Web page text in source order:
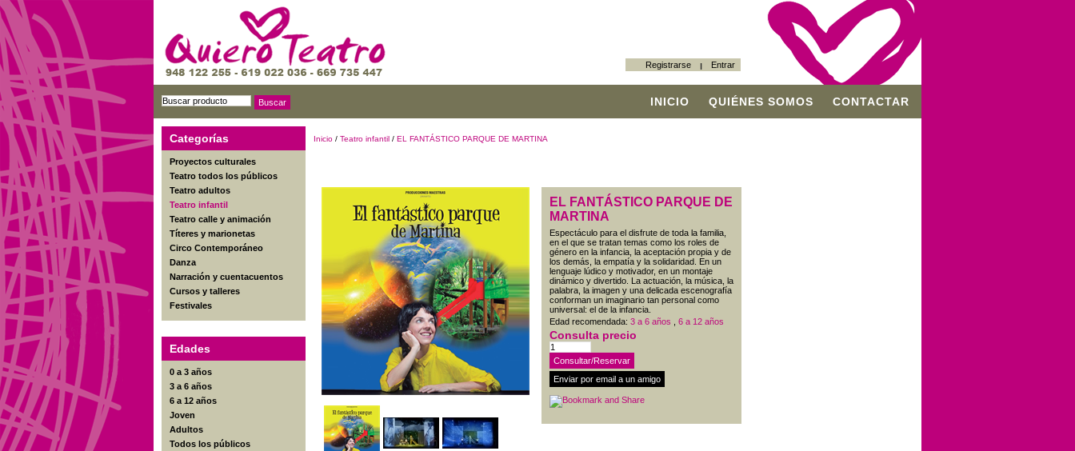
Registrarse Entrar
INICIO QUIÉNES SOMOS CONTACTAR
Categorías
Proyectos culturales
Teatro todos los públicos
Teatro adultos
Teatro infantil
Teatro calle y animación
Títeres y marionetas
Circo Contemporáneo
Danza
Narración y cuentacuentos
Cursos y talleres
Festivales
Edades
0 a 3 años
3 a 6 años
6 a 12 años
Joven
Adultos
Todos los públicos
Inicio / Teatro infantil / EL FANTÁSTICO PARQUE DE MARTINA
EL FANTÁSTICO PARQUE DE
MARTINA
Espectáculo para el disfrute de toda la familia,
en el que se tratan temas como los roles de
género en la infancia, la aceptación propia y de
los demás, la empatía y la solidaridad. En un
lenguaje lúdico y motivador, en un montaje
dinámico y divertido. La actuación, la música, la
palabra, la imagen y una delicada escenografía
conforman un imaginario tan personal como
universal: el de la infancia.
Edad recomendada: 3 a 6 años 6 a 12 años
Consulta precio